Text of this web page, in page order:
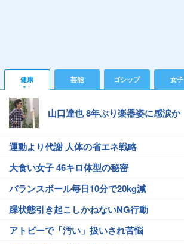
健康 芸能 ゴシップ 女子
山口達也 8年ぶり楽器姿に感涙か
運動より代謝 人体の省エネ戦略
大食い女子 46キロ体型の秘密
バランスボール毎日10分で20kg減
躁状態引き起こしかねないNG行動
アトピーで「汚い」扱いされ苦悩